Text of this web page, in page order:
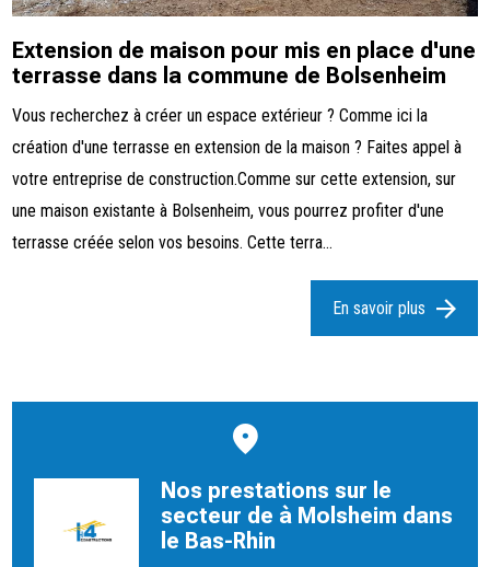
Extension de maison pour mis en place d'une
terrasse dans la commune de Bolsenheim
Vous recherchez à créer un espace extérieur ? Comme ici la
création d'une terrasse en extension de la maison ? Faites appel à
votre entreprise de construction.Comme sur cette extension, sur
une maison existante à Bolsenheim, vous pourrez profiter d'une
terrasse créée selon vos besoins. Cette terra...
En savoir plus
Nos prestations sur le
secteur de à Molsheim dans
le Bas-Rhin